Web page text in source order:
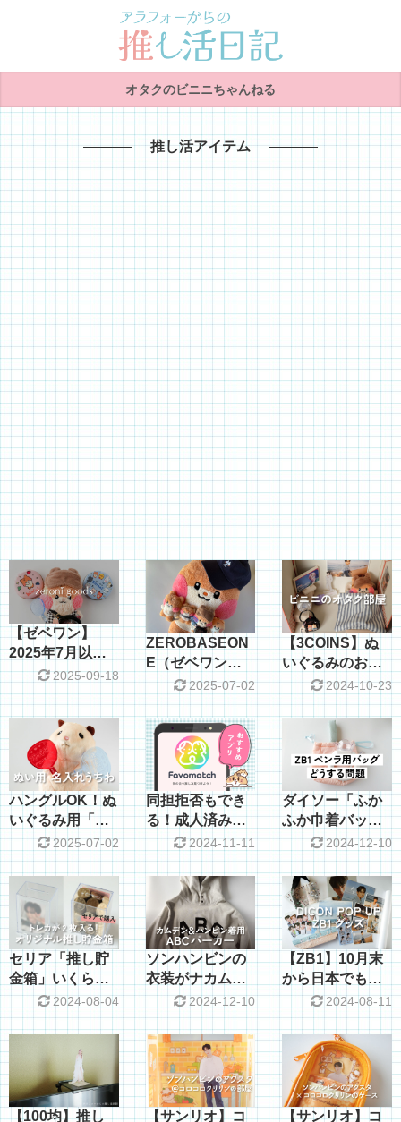
オタクのビニニちゃんねる
推し活アイテム
【ゼベワン】
2025年7月以降
に発売予定の
zeroni（ゼロ
2025-09-18
ZEROBASEON
E（ゼベワン）
の公式グッズ、
オンラインなら
どこで買う？
2025-07-02
【3COINS】ぬ
いぐるみのおう
ち＆家具でビニ
ニのオタク部屋
を作った
2024-10-23
ハングルOK！ぬ
いぐるみ用「名
入れミニうち
わ」が天才的な
かわいさ【推し
活グッズ】
2025-07-02
同担拒否もでき
る！成人済み女
性限定の推し活
アプリ
「Favomatch」
で同行者が探せ
るよ
2024-11-11
ダイソー「ふか
ふか巾着バッ
グ」がゼベワン
のペンライトを
入れるのに最適
すぎた
2024-12-10
セリア「推し貯
金箱」いくら貯
まる？500円玉
貯金のコツもご
紹介
2024-08-04
ソンハンビンの
衣装がナカムデ
ンとおそろいで
買ったFOGの
ABCパーカーだ
った件
2024-12-10
【ZB1】10月末
から日本でも開
催！韓国の
「DICON POP
UP」グッズを紹
介
2024-08-11
【100均】推し
【サンリオ】コ
【サンリオ】コ